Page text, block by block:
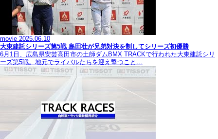
movie 2025.06.10
大東建託シリーズ第5戦 島田壮が兄弟対決を制してシリーズ初優勝
6月1日、広島県安芸高田市の土師ダムBMX TRACKで行われた大東建託シリ
ーズ第5戦。地元でライバルたちを迎え撃つこと…